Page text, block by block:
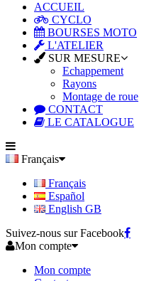
ACCUEIL
CYCLO
BOURSES MOTO
L'ATELIER
SUR MESURE
Echappement
Rayons
Montage de roue
CONTACT
LE CATALOGUE
Français
Français
Español
English GB
Suivez-nous sur Facebook
Mon compte
Mon compte